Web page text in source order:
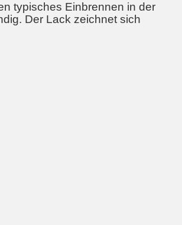
typisches Einbrennen in der
Der Lack zeichnet sich